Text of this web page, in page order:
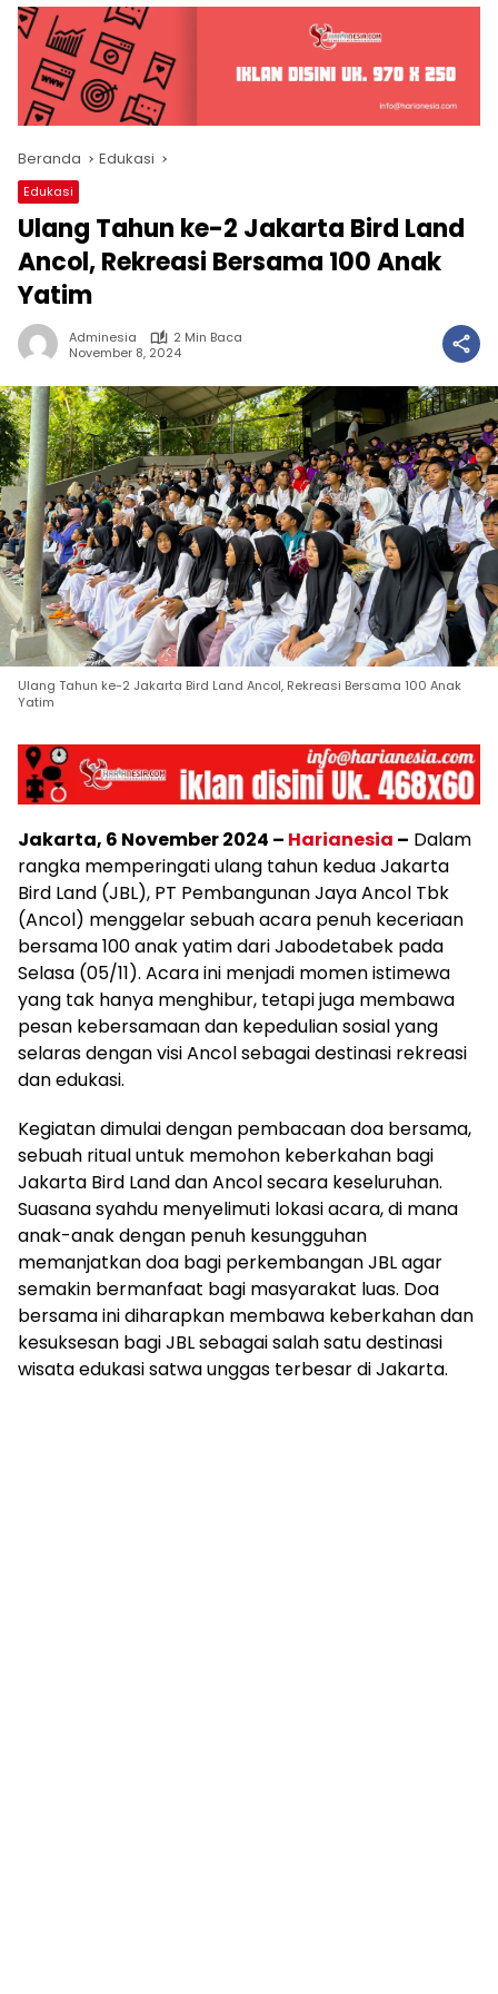
Beranda Edukasi
Edukasi
Ulang Tahun ke-2 Jakarta Bird Land
Ancol, Rekreasi Bersama 100 Anak
Yatim
Adminesia
2 Min Baca
November 8, 2024
Ulang Tahun ke-2 Jakarta Bird Land Ancol, Rekreasi Bersama 100 Anak
Yatim
Jakarta, 6 November 2024 – Harianesia – Dalam
rangka memperingati ulang tahun kedua Jakarta
Bird Land (JBL), PT Pembangunan Jaya Ancol Tbk
(Ancol) menggelar sebuah acara penuh keceriaan
bersama 100 anak yatim dari Jabodetabek pada
Selasa (05/11). Acara ini menjadi momen istimewa
yang tak hanya menghibur, tetapi juga membawa
pesan kebersamaan dan kepedulian sosial yang
selaras dengan visi Ancol sebagai destinasi rekreasi
dan edukasi.
Kegiatan dimulai dengan pembacaan doa bersama,
sebuah ritual untuk memohon keberkahan bagi
Jakarta Bird Land dan Ancol secara keseluruhan.
Suasana syahdu menyelimuti lokasi acara, di mana
anak-anak dengan penuh kesungguhan
memanjatkan doa bagi perkembangan JBL agar
semakin bermanfaat bagi masyarakat luas. Doa
bersama ini diharapkan membawa keberkahan dan
kesuksesan bagi JBL sebagai salah satu destinasi
wisata edukasi satwa unggas terbesar di Jakarta.